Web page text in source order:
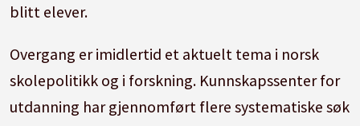
blitt elever.
Overgang er imidlertid et aktuelt tema i norsk
skolepolitikk og i forskning. Kunnskapssenter for
utdanning har gjennomført flere systematiske søk